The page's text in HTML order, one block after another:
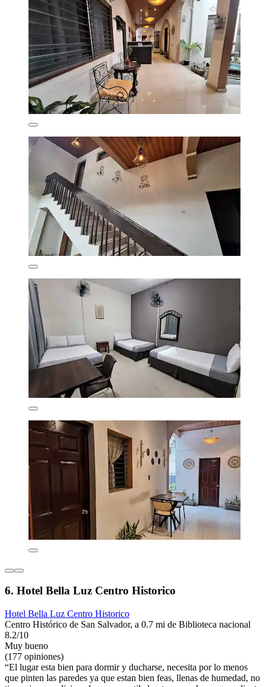
6. Hotel Bella Luz Centro Historico
Hotel Bella Luz Centro Historico
Centro Histórico de San Salvador, a 0.7 mi de Biblioteca nacional
8.2/10
Muy bueno
(177 opiniones)
“El lugar esta bien para dormir y ducharse, necesita por lo menos
que pinten las paredes ya que estan bien feas, llenas de humedad, no